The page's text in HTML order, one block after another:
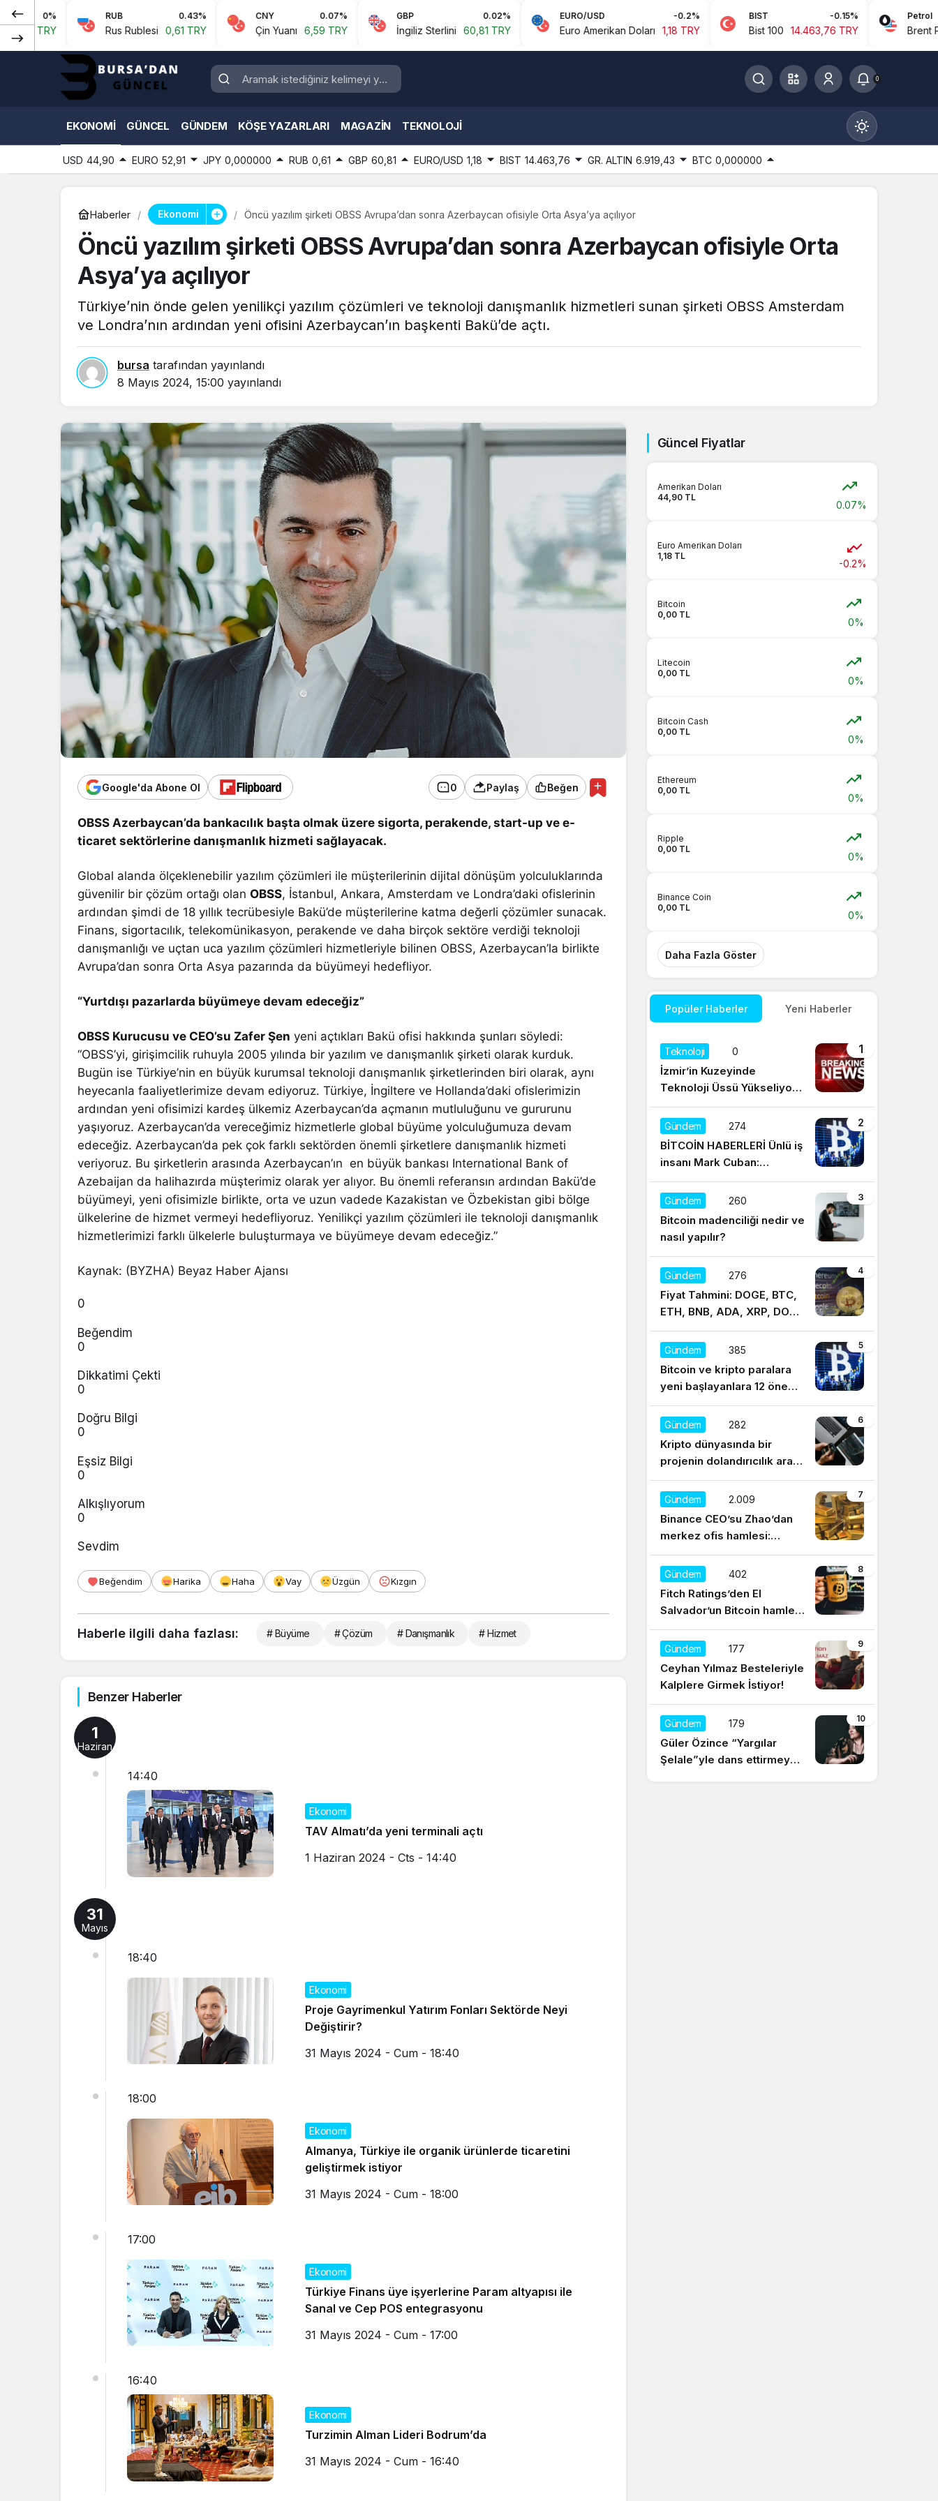
RUB 0.43%
Rus Rublesi 0,61 TRY
CNY 0.07%
Çin Yuanı 6,59 TRY
GBP
İngiliz Sterlini 60,81 TRY
EURO/USD
Euro Amerikan Doları 1,18 TRY
BIST
Bist 100 14.463,76 TRY
Petrol -
Brent Petrol 94,91
0
EKONOMI GÜNCEL GÜNDEM KÖŞE YAZARLARI MAGAZIN TEKNOLOJI
Gündüz Modu
Gündüz modunu seçin.
Gece modunu seçin.
Sistem Modu
USD 44,90 EURO 52,91 JPY 0,000000 RUB 0,61 GBP 60,81 EURO/USD 1,18 BIST 14.463,76 GR. ALTIN 6.919,43 BTC 0,000000
Haberler Ekonomi Öncü yazılım şirketi OBSS Avrupa’dan sonra Azerbaycan ofisiyle Orta Asya’ya açılıyor
Öncü yazılım şirketi OBSS Avrupa’dan sonra Azerbaycan ofisiyle Orta
Asya’ya açılıyor
Türkiye’nin önde gelen yenilikçi yazılım çözümleri ve teknoloji danışmanlık hizmetleri sunan şirketi OBSS Amsterdam
ve Londra’nın ardından yeni ofisini Azerbaycan’ın başkenti Bakü’de açtı.
bursa tarafından yayınlandı
8 Mayıs 2024, 15:00 yayınlandı
Google'da Abone Ol 0 Paylaş Beğen
OBSS Azerbaycan’da bankacılık başta olmak üzere sigorta, perakende, start-up ve e-
ticaret sektörlerine danışmanlık hizmeti sağlayacak.
Global alanda ölçeklenebilir yazılım çözümleri ile müşterilerinin dijital dönüşüm yolculuklarında
güvenilir bir çözüm ortağı olan OBSS, İstanbul, Ankara, Amsterdam ve Londra’daki ofislerinin
ardından şimdi de 18 yıllık tecrübesiyle Bakü’de müşterilerine katma değerli çözümler sunacak.
Finans, sigortacılık, telekomünikasyon, perakende ve daha birçok sektöre verdiği teknoloji
danışmanlığı ve uçtan uca yazılım çözümleri hizmetleriyle bilinen OBSS, Azerbaycan’la birlikte
Avrupa’dan sonra Orta Asya pazarında da büyümeyi hedefliyor.
“Yurtdışı pazarlarda büyümeye devam edeceğiz”
OBSS Kurucusu ve CEO’su Zafer Şen yeni açtıkları Bakü ofisi hakkında şunları söyledi:
“OBSS’yi, girişimcilik ruhuyla 2005 yılında bir yazılım ve danışmanlık şirketi olarak kurduk.
Bugün ise Türkiye’nin en büyük kurumsal teknoloji danışmanlık şirketlerinden biri olarak, aynı
heyecanla faaliyetlerimize devam ediyoruz. Türkiye, İngiltere ve Hollanda’daki ofislerimizin
ardından yeni ofisimizi kardeş ülkemiz Azerbaycan’da açmanın mutluluğunu ve gururunu
yaşıyoruz. Azerbaycan’da vereceğimiz hizmetlerle global büyüme yolculuğumuza devam
edeceğiz. Azerbaycan’da pek çok farklı sektörden önemli şirketlere danışmanlık hizmeti
veriyoruz. Bu şirketlerin arasında Azerbaycan’ın en büyük bankası International Bank of
Azebaijan da halihazırda müşterimiz olarak yer alıyor. Bu önemli referansın ardından Bakü’de
büyümeyi, yeni ofisimizle birlikte, orta ve uzun vadede Kazakistan ve Özbekistan gibi bölge
ülkelerine de hizmet vermeyi hedefliyoruz. Yenilikçi yazılım çözümleri ile teknoloji danışmanlık
hizmetlerimizi farklı ülkelerle buluşturmaya ve büyümeye devam edeceğiz.”
Kaynak: (BYZHA) Beyaz Haber Ajansı
0
Beğendim
0
Dikkatimi Çekti
0
Doğru Bilgi
0
Eşsiz Bilgi
0
Alkışlıyorum
0
Sevdim
Beğendim Harika Haha Vay Üzgün Kızgın
Haberle ilgili daha fazlası: # Büyüme # Çözüm # Danışmanlık # Hizmet
Benzer Haberler
1
Haziran
14:40
Ekonomi
TAV Almatı’da yeni terminali açtı
1 Haziran 2024 - Cts - 14:40
31
Mayıs
18:40
Ekonomi
Proje Gayrimenkul Yatırım Fonları Sektörde Neyi
Değiştirir?
31 Mayıs 2024 - Cum - 18:40
18:00
Ekonomi
Almanya, Türkiye ile organik ürünlerde ticaretini
geliştirmek istiyor
31 Mayıs 2024 - Cum - 18:00
17:00
Ekonomi
Türkiye Finans üye işyerlerine Param altyapısı ile
Sanal ve Cep POS entegrasyonu
31 Mayıs 2024 - Cum - 17:00
16:40
Ekonomi
Turzimin Alman Lideri Bodrum’da
31 Mayıs 2024 - Cum - 16:40
Güncel Fiyatlar
Amerikan Doları
44,90 TL
0.07%
Euro Amerikan Doları
1,18 TL
-0.2%
Bitcoin
0,00 TL
0%
Litecoin
0,00 TL
0%
Bitcoin Cash
0,00 TL
0%
Ethereum
0,00 TL
0%
Ripple
0,00 TL
0%
Binance Coin
0,00 TL
0%
Daha Fazla Göster
Popüler Haberler Yeni Haberler
1
Teknoloji 0
İzmir’in Kuzeyinde
Teknoloji Üssü Yükseliyor:
Technocity İzmir’de İnşaat
Süreci Başladı
2
Gündem 274
BİTCOİN HABERLERİ Ünlü iş
insanı Mark Cuban:
Satışların yüzde 95’i
Dogecoin ile
3
Gündem 260
Bitcoin madenciliği nedir ve
nasıl yapılır?
4
Gündem 276
Fiyat Tahmini: DOGE, BTC,
ETH, BNB, ADA, XRP, DOT,
UNI, SOL, LTC
5
Gündem 385
Bitcoin ve kripto paralara
yeni başlayanlara 12 önemli
tavsiye
6
Gündem 282
Kripto dünyasında bir
projenin dolandırıcılık aracı
olduğu nasıl anlaşılır?
7
Gündem 2.009
Binance CEO’su Zhao’dan
merkez ofis hamlesi:
Sürekli regülasyonları
düşünüyorum
8
Gündem 402
Fitch Ratings’den El
Salvador’un Bitcoin hamlesi
için olumsuz yorum
9
Gündem 177
Ceyhan Yılmaz Besteleriyle
Kalplere Girmek İstiyor!
10
Gündem 179
Güler Özince “Yargılar
Şelale”yle dans ettirmeye